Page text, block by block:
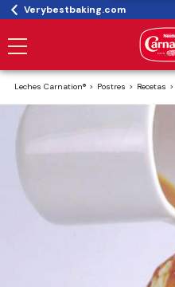
Verybestbaking.com
Leches Carnation® Postres Recetas